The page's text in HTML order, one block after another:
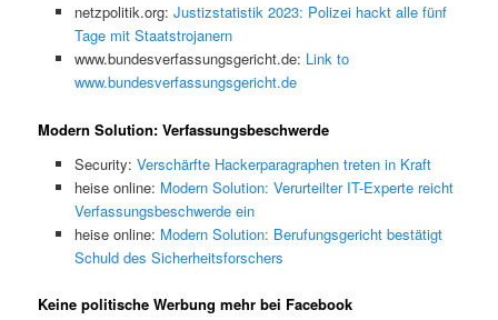
netzpolitik.org: Justizstatistik 2023: Polizei hackt alle fünf
Tage mit Staatstrojanern
www.bundesverfassungsgericht.de: Link to
www.bundesverfassungsgericht.de
Modern Solution: Verfassungsbeschwerde
Security: Verschärfte Hackerparagraphen treten in Kraft
heise online: Modern Solution: Verurteilter IT-Experte reicht
Verfassungsbeschwerde ein
heise online: Modern Solution: Berufungsgericht bestätigt
Schuld des Sicherheitsforschers
Keine politische Werbung mehr bei Facebook